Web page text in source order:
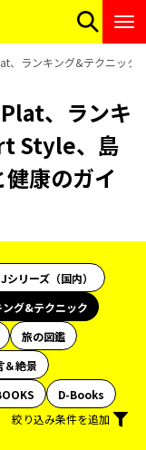
、ランキング&テクニック
、ランキ
Style、島
康のガイ
リーズ（国内）
ング&テクニック
旅の図鑑
＆絶景
D-Books
絞り込み条件を追加